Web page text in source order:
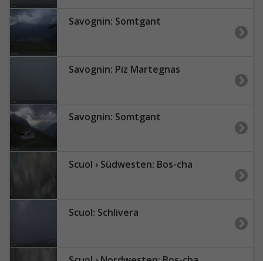
Savognin: Somtgant
Savognin: Piz Martegnas
Savognin: Somtgant
Scuol › Südwesten: Bos-cha
Scuol: Schlivera